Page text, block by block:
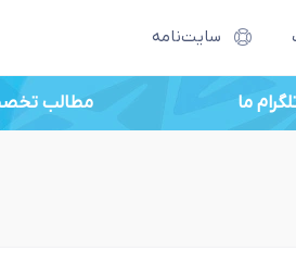
سایت‌نامه
ما